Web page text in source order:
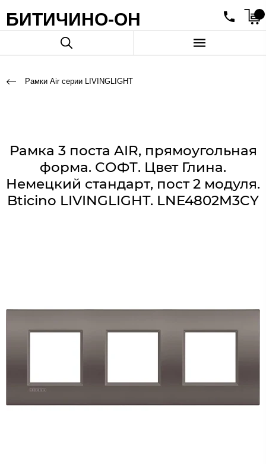
БИТИЧИНО-ОН
Рамки Air серии LIVINGLIGHT
Рамка 3 поста AIR, прямоугольная
форма. СОФТ. Цвет Глина.
Немецкий стандарт, пост 2 модуля.
Bticino LIVINGLIGHT. LNE4802M3CY